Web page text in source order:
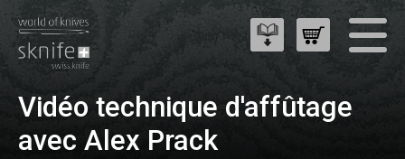
Vidéo technique d'affûtage
avec Alex Prack